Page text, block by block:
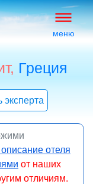
меню
Греция
отеля
от наших
отличиям.